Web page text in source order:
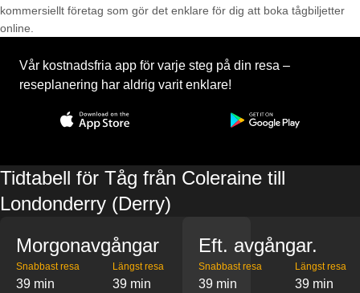
kommersiellt företag som gör det enklare för dig att boka tågbiljetter
online.
Vår kostnadsfria app för varje steg på din resa –
reseplanering har aldrig varit enklare!
Tidtabell för Tåg från Coleraine till
Londonderry (Derry)
Morgonavgångar
Snabbast resa
39 min
Längst resa
39 min
Eft. avgångar.
Snabbast resa
39 min
Längst resa
39 min